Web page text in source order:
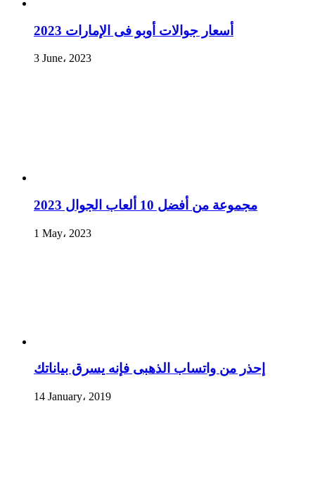
أسعار جوالات أوبو فى الإمارات 2023
3 June، 2023
مجموعة من أفضل 10 ألعاب الجوال 2023
1 May، 2023
إحذر من واتساب الذهبى فإنه يسرق بياناتك
14 January، 2019